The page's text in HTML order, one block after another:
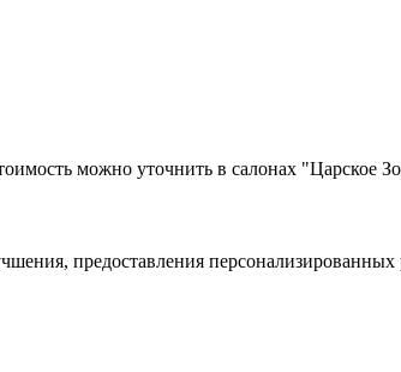
можно уточнить в салонах "Царское
предоставления